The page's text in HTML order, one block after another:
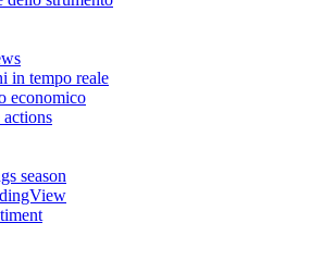
in tempo reale
economico
season